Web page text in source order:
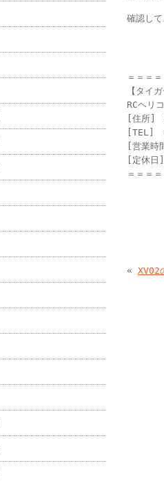
確認して
＝＝＝
【タイ
RCヘリ
[住所]
[TEL]
[営業
[定休
＝＝＝
« XV02